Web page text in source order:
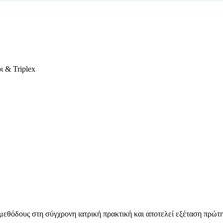
& Triplex
στη σύγχρονη ιατρική πρακτική και αποτελεί εξέταση